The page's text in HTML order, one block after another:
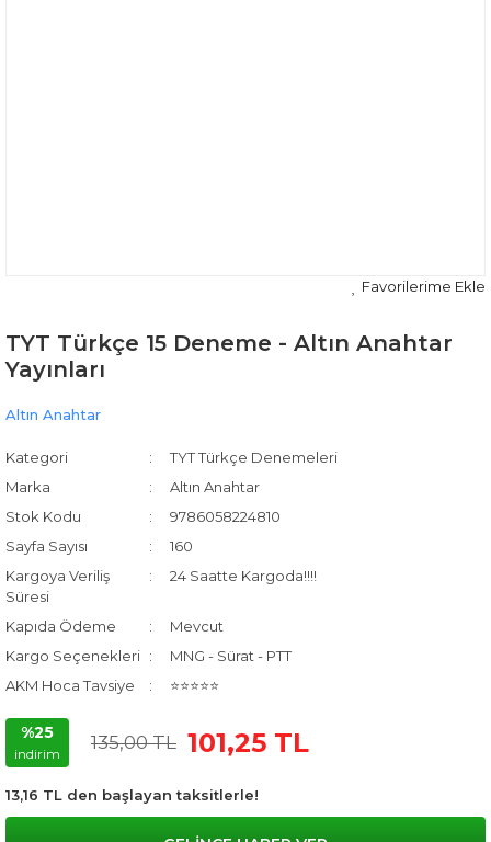
TYT Türkçe 15 Deneme - Altın Anahtar
Yayınları
Altın Anahtar
Kategori
TYT Türkçe Denemeleri
Marka
Altın Anahtar
Stok Kodu
9786058224810
Sayfa Sayısı
160
Kargoya Veriliş
Süresi
24 Saatte Kargoda!!!!
Kapıda Ödeme
Mevcut
Kargo Seçenekleri
MNG - Sürat - PTT
AKM Hoca Tavsiye
⭐⭐⭐⭐⭐
%25
indirim
135,00 TL 101,25 TL
13,16 TL den başlayan taksitlerle!